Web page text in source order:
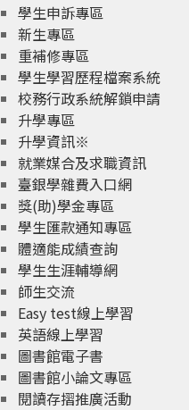
學生申訴專區
新生專區
重補修專區
學生學習歷程檔案系統
校務行政系統解鎖申請
升學專區
升學資訊※
就業媒合及求職資訊
臺銀學雜費入口網
獎(助)學金專區
學生匯款通知專區
體適能成績查詢
學生生涯輔導網
師生交流
Easy test線上學習
英語線上學習
圖書館電子書
圖書館小論文專區
閱讀存摺推廣活動